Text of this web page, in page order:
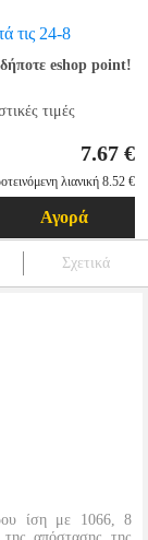
τις 24-8
eshop point!
τιμές
7.67 €
λιανική 8.52 €
Αγορά
Σχετικά
ίση με 1066, 8